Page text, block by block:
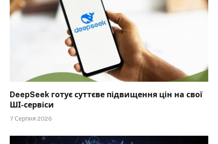
DeepSeek готує суттєве підвищення цін на свої
ШІ-сервіси
7 Серпня 2026